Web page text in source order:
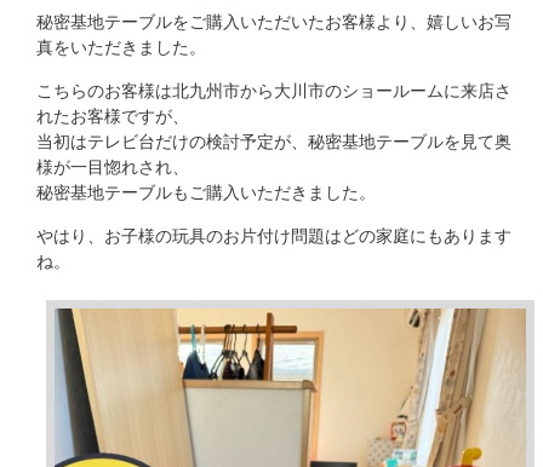
秘密基地テーブルをご購入いただいたお客様より、嬉しいお写
真をいただきました。
こちらのお客様は北九州市から大川市のショールームに来店さ
れたお客様ですが、
当初はテレビ台だけの検討予定が、秘密基地テーブルを見て奥
様が一目惚れされ、
秘密基地テーブルもご購入いただきました。
やはり、お子様の玩具のお片付け問題はどの家庭にもあります
ね。